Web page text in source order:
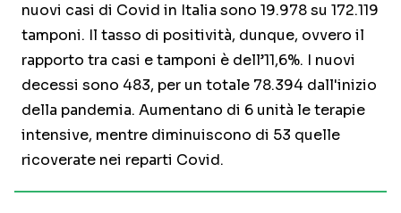
nuovi casi di Covid in Italia sono 19.978 su 172.119
tamponi. Il tasso di positività, dunque, ovvero il
rapporto tra casi e tamponi è dell’11,6%. I nuovi
decessi sono 483, per un totale 78.394 dall'inizio
della pandemia. Aumentano di 6 unità le terapie
intensive, mentre diminuiscono di 53 quelle
ricoverate nei reparti Covid.